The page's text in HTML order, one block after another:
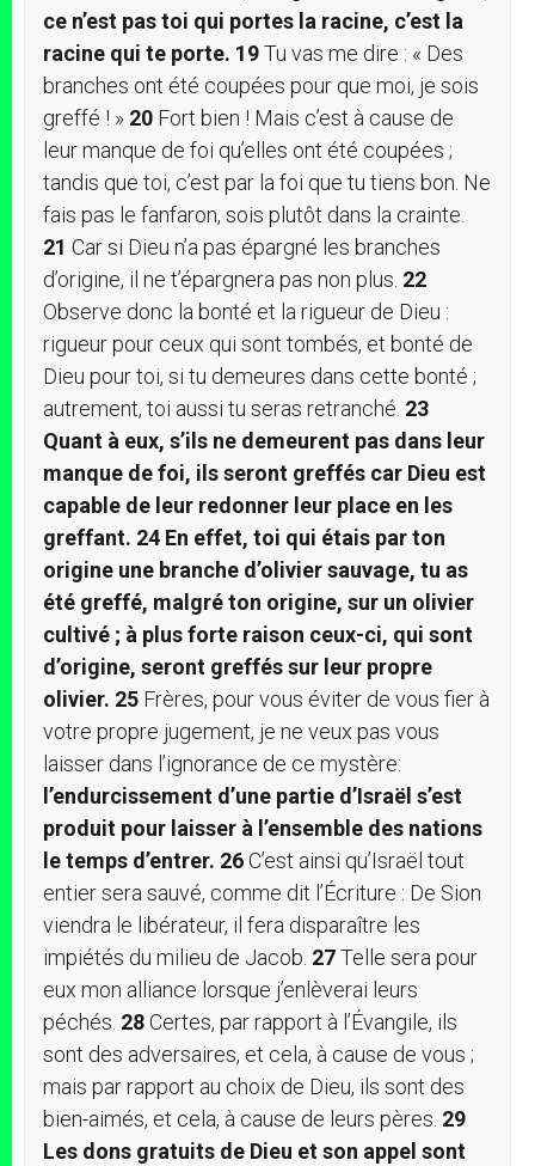
ce n’est pas toi qui portes la racine, c’est la
racine qui te porte. 19Tu vas me dire : « Des
branches ont été coupées pour que moi, je sois
greffé ! » 20 Fort bien ! Mais c’est à cause de
leur manque de foi qu’elles ont été coupées ;
tandis que toi, c’est par la foi que tu tiens bon. Ne
fais pas le fanfaron, sois plutôt dans la crainte.
21 Car si Dieu n’a pas épargné les branches
d’origine, il ne t’épargnera pas non plus. 22
Observe donc la bonté et la rigueur de Dieu :
rigueur pour ceux qui sont tombés, et bonté de
Dieu pour toi, si tu demeures dans cette bonté ;
autrement, toi aussi tu seras retranché. 23
Quant à eux, s’ils ne demeurent pas dans leur
manque de foi, ils seront greffés car Dieu est
capable de leur redonner leur place en les
greffant. 24 En effet, toi qui étais par ton
origine une branche d’olivier sauvage, tu as
été greffé, malgré ton origine, sur un olivier
cultivé ; à plus forte raison ceux-ci, qui sont
d’origine, seront greffés sur leur propre
olivier. 25 Frères, pour vous éviter de vous fier à
votre propre jugement, je ne veux pas vous
laisser dans l’ignorance de ce mystère:
l’endurcissement d’une partie d’Israël s’est
produit pour laisser à l’ensemble des nations
le temps d’entrer. 26C’est ainsi qu’Israël tout
entier sera sauvé, comme dit l’Écriture : De Sion
viendra le libérateur, il fera disparaître les
impiétés du milieu de Jacob. 27Telle sera pour
eux mon alliance lorsque j’enlèverai leurs
péchés. 28Certes, par rapport à l’Évangile, ils
sont des adversaires, et cela, à cause de vous ;
mais par rapport au choix de Dieu, ils sont des
bien-aimés, et cela, à cause de leurs pères. 29
Les dons gratuits de Dieu et son appel sont